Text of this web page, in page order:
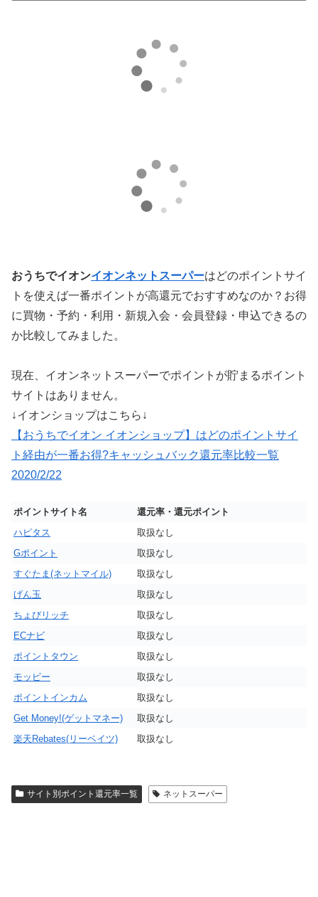
おうちでイオンイオンネットスーパーはどのポイントサイ
トを使えば一番ポイントが高還元でおすすめなのか？お得
に買物・予約・利用・新規入会・会員登録・申込できるの
か比較してみました。
現在、イオンネットスーパーでポイントが貯まるポイント
サイトはありません。
↓イオンショップはこちら↓
【おうちでイオン イオンショップ】はどのポイントサイ
ト経由が一番お得?キャッシュバック還元率比較一覧
2020/2/22
ポイントサイト名
還元率・還元ポイント
ハピタス
取扱なし
Gポイント
取扱なし
すぐたま(ネットマイル)
取扱なし
げん玉
取扱なし
ちょびリッチ
取扱なし
ECナビ
取扱なし
ポイントタウン
取扱なし
モッピー
取扱なし
ポイントインカム
取扱なし
Get Money!(ゲットマネー)
取扱なし
楽天Rebates(リーベイツ)
取扱なし
サイト別ポイント還元率一覧 ネットスーパー